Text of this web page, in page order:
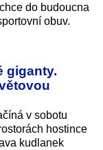
do budoucna
obuv.
giganty.
v sobotu
hostince
kudlanek